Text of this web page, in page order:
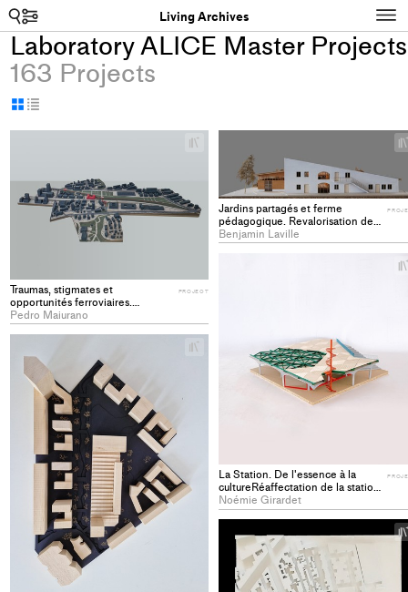
Living Archives
Laboratory ALICE Master Projects
163 Projects
Display
Traumas, stigmates et
opportunités ferroviaires.
Reconnexion, réaffectation et
revalorisation de la friche du
PROJECT
Pedro Maiurano
PROJECT
+
collections
Jardins partagés et ferme
pédagogique. Revalorisation de
l’identité agricole de Bernex -
PROJECT
Benjamin Laville
+
La Station. De l'essence à la
cultureRéaffectation de la station-
service Shell au PAV - PROJECT
Noémie Girardet
+
+
+